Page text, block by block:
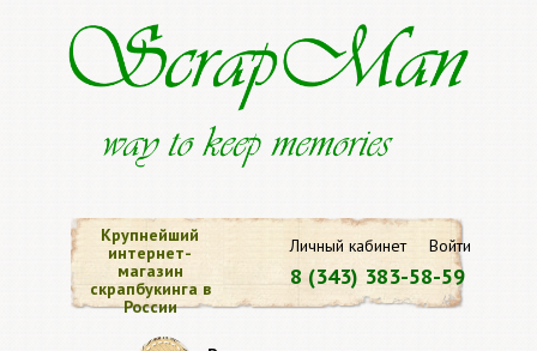
Личный кабинет Войти
8 (343) 383-58-59
Крупнейший
интернет-
магазин
скрапбукинга в
России